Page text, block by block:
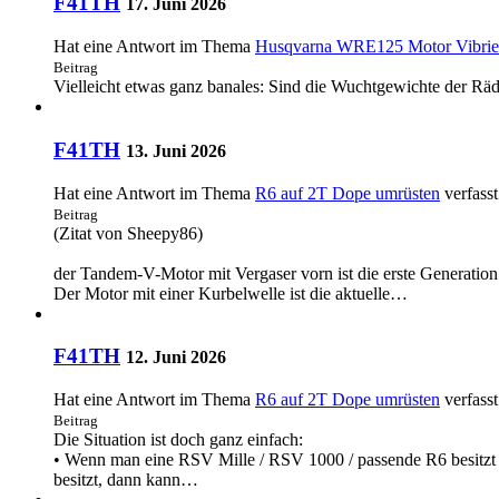
17. Juni 2026
Hat eine Antwort im Thema Husqvarna WRE125 Motor
Beitrag
Vielleicht etwas ganz banales: Sind die Wuchtgewichte der
F41TH 13. Juni 2026
Hat eine Antwort im Thema R6 auf 2T Dope umrüsten
Beitrag
(Zitat von Sheepy86)
der Tandem-V-Motor mit Vergaser vorn ist die erste
Der Motor mit einer Kurbelwelle ist die aktuelle…
F41TH 12. Juni 2026
Hat eine Antwort im Thema R6 auf 2T Dope umrüsten
Beitrag
Die Situation ist doch ganz einfach:
• Wenn man eine RSV Mille / RSV 1000 / passende R6
besitzt, dann kann…